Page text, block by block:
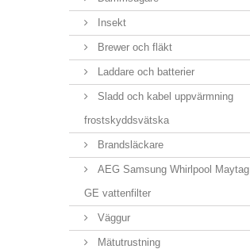
Insekt
Brewer och fläkt
Laddare och batterier
Sladd och kabel uppvärmning
frostskyddsvätska
Brandsläckare
AEG Samsung Whirlpool Maytag
GE vattenfilter
Väggur
Mätutrustning